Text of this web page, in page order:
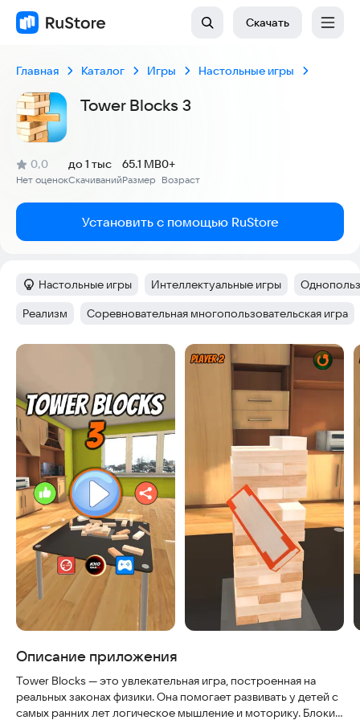
Скачать
Главная Каталог Игры Настольные игры
Tower Blocks 3
Рейтинг:
0,0
(
Нет оценок
)
Скачиваний
до 1 тыс
Размер
65.1 MB
Возраст
0+
Установить с помощью RuStore
Категория:
Настольные игры Тег:
Интеллектуальные игры Тег:
Тег:
Реализм Тег:
Соревновательная многопользовательская игра
Скриншоты
Описание приложения
Tower Blocks — это увлекательная игра, построенная на
реальных законах физики. Она помогает развивать у детей с
самых ранних лет логическое мышление и моторику. Блоки